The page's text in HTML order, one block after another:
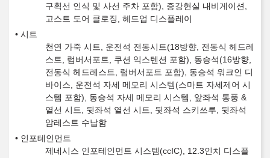
구획선 인식 및 사선 주차 포함), 증강현실 내비게이션,
고스트 도어 클로징, 헤드업 디스플레이
시트
천연 가죽 시트, 운전석 전동시트(18방향, 전동식 헤드레
스트, 럼버서포트, 쿠션 익스텐션 포함), 동승석(16방향,
전동식 헤드레스트, 럼버서포트 포함), 동승석 워크인 디
바이스, 운전석 자세 메모리 시스템(스마트 자세제어 시
스템 포함), 동승석 자세 메모리 시스템, 앞좌석 통풍 &
열선 시트, 뒷좌석 열선 시트, 뒷좌석 스키쓰루, 뒷좌석
암레스트 수납함
인포테인먼트
제네시스 인포테인먼트 시스템(ccIC), 12.3인치 디스플